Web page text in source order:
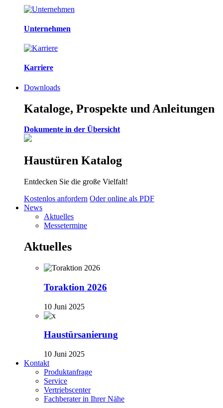
Unternehmen
Karriere
Downloads
Kataloge, Prospekte und Anleitungen
Dokumente in der Übersicht
Haustüren Katalog
Entdecken Sie die große Vielfalt!
Kostenlos anfordern Oder online als PDF
News
Aktuelles
Messetermine
Aktuelles
Toraktion 2026
10 Juni 2025
Haustürsanierung
10 Juni 2025
Kontakt
Produktanfrage
Service
Vertriebscenter
Fachberater in Ihrer Nähe